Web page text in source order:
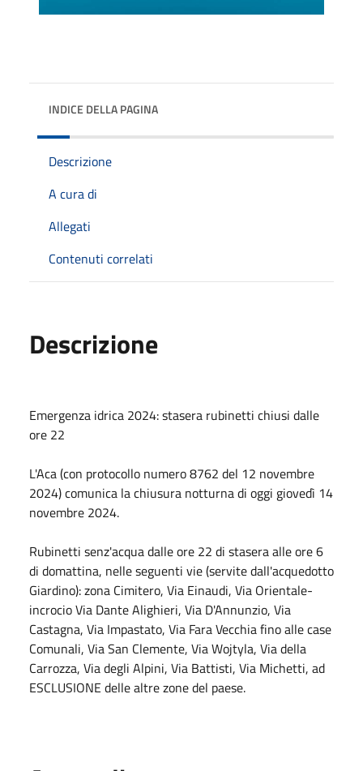
INDICE DELLA PAGINA
Descrizione
A cura di
Allegati
Contenuti correlati
Descrizione
Emergenza idrica 2024: stasera rubinetti chiusi dalle
ore 22
L'Aca (con protocollo numero 8762 del 12 novembre
2024) comunica la chiusura notturna di oggi giovedì 14
novembre 2024.
Rubinetti senz'acqua dalle ore 22 di stasera alle ore 6
di domattina, nelle seguenti vie (servite dall'acquedotto
Giardino): zona Cimitero, Via Einaudi, Via Orientale-
incrocio Via Dante Alighieri, Via D'Annunzio, Via
Castagna, Via Impastato, Via Fara Vecchia fino alle case
Comunali, Via San Clemente, Via Wojtyla, Via della
Carrozza, Via degli Alpini, Via Battisti, Via Michetti, ad
ESCLUSIONE delle altre zone del paese.